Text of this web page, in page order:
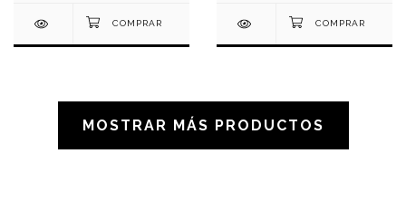
MOSTRAR MÁS PRODUCTOS